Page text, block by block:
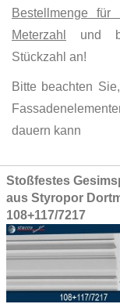
Bestellmenge für
Meterzahl
und
Stückzahl an!
Bitte beachten
dauern kann
Grouped
product
items
Stoßfestes
aus Styropor
108+117/7217